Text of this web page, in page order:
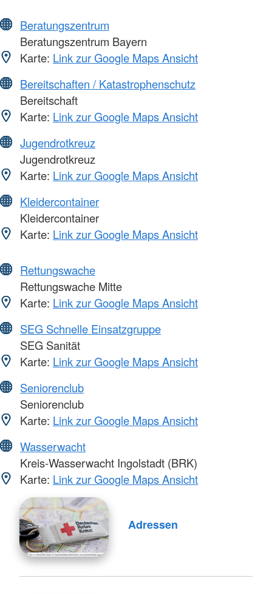
Beratungszentrum
Beratungszentrum Bayern
Karte: Link zur Google Maps Ansicht
Bereitschaften / Katastrophenschutz
Bereitschaft
Karte: Link zur Google Maps Ansicht
Jugendrotkreuz
Jugendrotkreuz
Karte: Link zur Google Maps Ansicht
Kleidercontainer
Kleidercontainer
Karte: Link zur Google Maps Ansicht
Rettungswache
Rettungswache Mitte
Karte: Link zur Google Maps Ansicht
SEG Schnelle Einsatzgruppe
SEG Sanität
Karte: Link zur Google Maps Ansicht
Seniorenclub
Seniorenclub
Karte: Link zur Google Maps Ansicht
Wasserwacht
Kreis-Wasserwacht Ingolstadt (BRK)
Karte: Link zur Google Maps Ansicht
Adressen